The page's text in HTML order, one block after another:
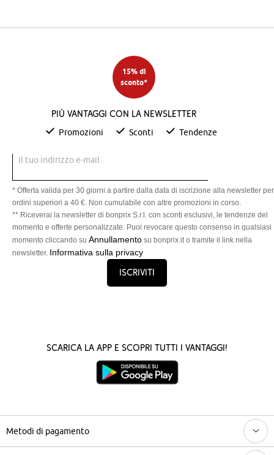
15% di
sconto*
Più vantaggi con la newsletter
Promozioni Sconti Tendenze
Il tuo indirizzo e-mail
* Offerta valida per 30 giorni a partire dalla data di iscrizione alla newsletter per
ordini superiori a 40 €. Non cumulabile con altre promozioni in corso.
** Riceverai la newsletter di bonprix S.r.l. con sconti esclusivi, le tendenze del
momento e offerte personalizzate. Puoi revocare questo consenso in qualsiasi
momento cliccando su Annullamento su bonprix.it o tramite il link nella
newsletter. Informativa sulla privacy
Iscriviti
Scarica la App e scopri tutti i vantaggi!
Metodi di pagamento